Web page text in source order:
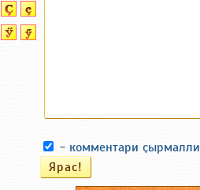
- комментари ҫырмалли